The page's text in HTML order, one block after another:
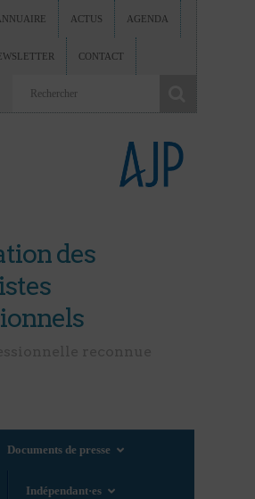
ACTUS AGENDA
CONTACT
des
Documents de presse
Indépendant·es